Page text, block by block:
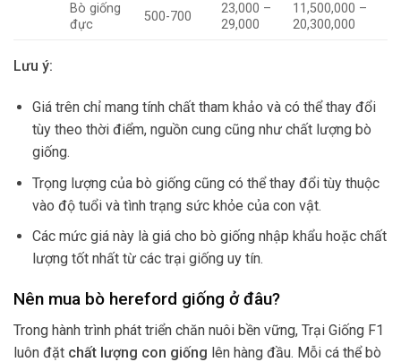
Bò giống
đực
500-700
23,000 –
29,000
11,500,000 –
20,300,000
Lưu ý:
Giá trên chỉ mang tính chất tham khảo và có thể thay đổi
tùy theo thời điểm, nguồn cung cũng như chất lượng bò
giống.
Trọng lượng của bò giống cũng có thể thay đổi tùy thuộc
vào độ tuổi và tình trạng sức khỏe của con vật.
Các mức giá này là giá cho bò giống nhập khẩu hoặc chất
lượng tốt nhất từ các trại giống uy tín.
Nên mua bò hereford giống ở đâu?
Trong hành trình phát triển chăn nuôi bền vững, Trại Giống F1
luôn đặt chất lượng con giống lên hàng đầu. Mỗi cá thể bò